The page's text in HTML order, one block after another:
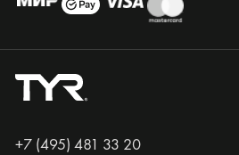
+7 (495) 481 33 20